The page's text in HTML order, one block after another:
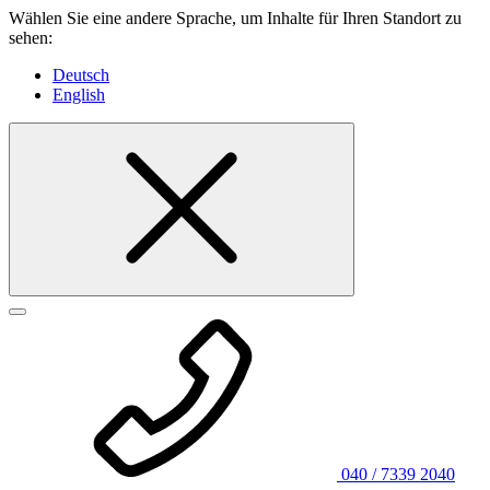
Wählen Sie eine andere Sprache, um Inhalte für Ihren Standort zu
sehen:
Deutsch
English
040 / 7339 2040